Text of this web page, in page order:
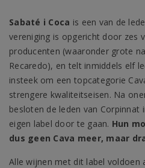
Sabaté i Coca is een van de
vereniging is opgericht door zes
producenten (waaronder grote
Recaredo), en telt inmiddels elf
insteek om een topcategorie
strengere kwaliteitseisen. Na
besloten de leden van Corpinnat
eigen label door te gaan. Hun
dus geen Cava meer, maar
Alle wijnen met dit label voldoen